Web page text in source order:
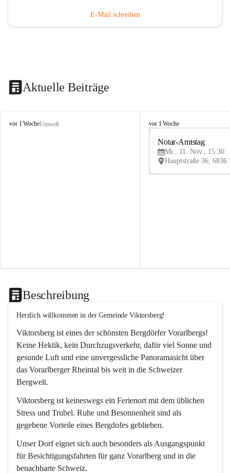
E-Mail schreiben
Aktuelle Beiträge
V
vor 1 WocheUmwelt
V
vor 1 Woche
Notar-Amtstag
Mi., 11. Nov., 15:30
Beschreibung
Herzlich willkommen in der Gemeinde Viktorsberg!
Viktorsberg ist eines der schönsten Bergdörfer Vorarlbergs!
Keine Hektik, kein Durchzugsverkehr, dafür viel Sonne und
gesunde Luft und eine unvergessliche Panoramasicht über
das Vorarlberger Rheintal bis weit in die Schweizer
Bergwelt.
Viktorsberg ist keineswegs ein Ferienort mit dem üblichen
Stress und Trubel. Ruhe und Besonnenheit sind als
gegebene Vorteile eines Bergdofes geblieben.
Unser Dorf eignet sich auch besonders als Ausgangspunkt
für Besichtigungsfahrten für ganz Vorarlberg und in die
benachbarte Schweiz.